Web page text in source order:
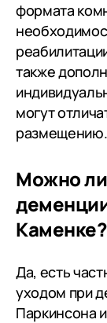
формата
также
могут
размещению.
Можно ли
Каменке?
Да, есть
уходом при
Паркинсона